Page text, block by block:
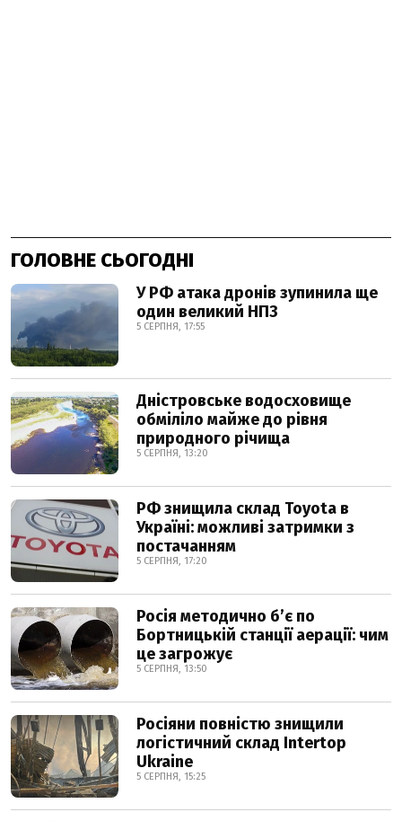
ГОЛОВНЕ СЬОГОДНІ
У РФ атака дронів зупинила ще
один великий НПЗ
5 СЕРПНЯ, 17:55
Дністровське водосховище
обміліло майже до рівня
природного річища
5 СЕРПНЯ, 13:20
РФ знищила склад Toyota в
Україні: можливі затримки з
постачанням
5 СЕРПНЯ, 17:20
Росія методично б’є по
Бортницькій станції аерації: чим
це загрожує
5 СЕРПНЯ, 13:50
Росіяни повністю знищили
логістичний склад Intertop
Ukraine
5 СЕРПНЯ, 15:25